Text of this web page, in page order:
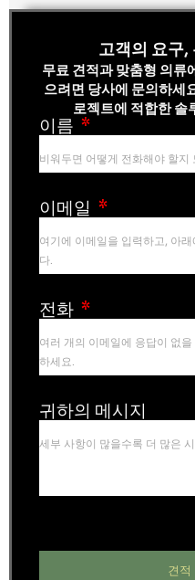
고객의 요구,
무료 견적과 맞춤형 의류
으려면 당사에 문의하세
로젝트에 적합한 솔
이름
이메일
전화
귀하의 메시지
견적